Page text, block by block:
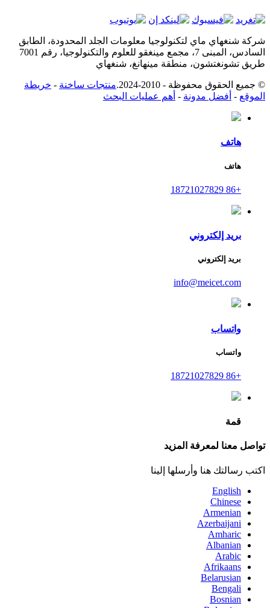
شركة شنغهاي ماي لتكنولوجيا معلومات الجلد المحدودة، الطابق
السادس، المبنى 7، مجمع مينغقو للعلوم والتكنولوجيا، رقم 7001
طريق تشونغتشون، منطقة مينهانغ، شنغهاي
© جميع الحقوق محفوظة - 2010-2024. منتجات ساخنة - خريطة
الموقع - أفضل مدونة - أهم عمليات البحث
هاتف
هاتف
+86 18721027829
بريد إلكتروني
بريد إلكتروني
info@meicet.com
واتساب
واتساب
+86 18721027829
قمة
تواصل معنا لمعرفة المزيد
اكتب رسالتك هنا وأرسلها إلينا
English
Chinese
Armenian
Azerbaijani
Amharic
Albanian
Arabic
Afrikaans
Belarusian
Bengali
Bosnian